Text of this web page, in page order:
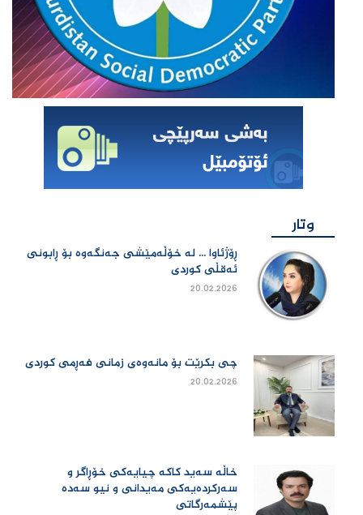
وتار
ڕۆژئاوا ... لە خۆڵەمێشی جەنگەوە بۆ ڕابونی
ئەقڵی کوردی
20.02.2026
چی بكرێت بۆ مانەوەی زمانی فەڕمی كوردی
20.02.2026
خاڵە سەید کاکە چیایەکی خۆڕاگر و
سەرکردەیەکی مەیدانی و نیو سەدە
پێشمەرگاتی